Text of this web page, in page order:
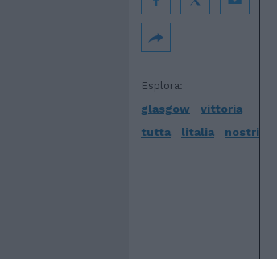
Esplora:
glasgow
vittoria
tutta
litalia nostri